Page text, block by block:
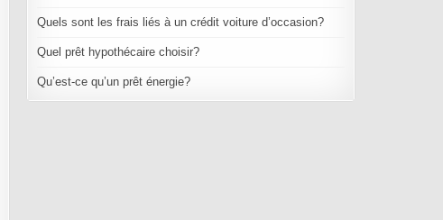
Quels sont les frais liés à un crédit voiture d’occasion?
Quel prêt hypothécaire choisir?
Qu’est-ce qu’un prêt énergie?